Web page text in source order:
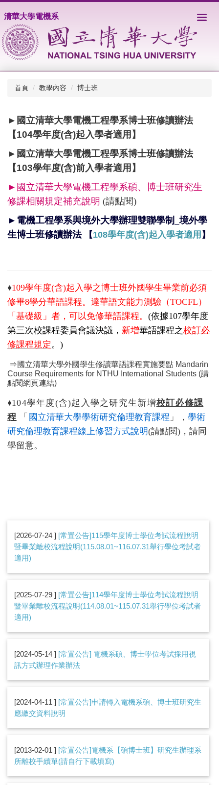
到
主
要
內
容
清華大學電機系
首頁 教學內容 博士班
► 國立清華大學電機工程學系博士班修讀辦法
【104學年度(含)起入學者適用 】
► 國立清華大學電機工程學系博士班修讀辦法
【103學年度(含)前入學者適用 】
► 國立清華大學電機工程學系碩、 博士班研究生
修課相關規定補充說明 (請點閱)
► 電機工程學系與境外大學辦理雙聯學制_境外學
生博士班修讀辦法
【108學年度(含)起入學者適用 】
♦109學年度(含)起入學之博士班外國學生畢業前必須
修畢8學分華語課程。達華語文能力測驗（TOCFL ）
「基礎級」者，可以免修華語課程。 (依據107學年度
第三次校課程委員會議決議， 新增華語課程之校訂必
修課程規定。 )
⇒國立清華大學外國學生修讀華語課程實施要點 Mandarin
Course Requirements for NTHU International Students (請
點閱網頁連結)
♦104學年度(含)起入學之研究生新增校訂必修課
程
「 國立清華大學學術研究倫理教育課程 」 ， 學術
研究倫理教育課程線上修習方式說明(請點閱) ， 請同
學留意。
2026-07-24
[常置公告]115學年度博士學位考試流程說明
暨畢業離校流程說明(115.08.01~116.07.31舉行學位考試者
適用)
2025-07-29
[常置公告]114學年度博士學位考試流程說明
暨畢業離校流程說明(114.08.01~115.07.31舉行學位考試者
適用)
2024-05-14
[常置公告] 電機系碩、博士學位考試採用視
訊方式辦理作業辦法
2024-04-11
[常置公告]申請轉入電機系碩、博士班研究生
應繳交資料說明
2013-02-01
[常置公告]電機系【碩博士班】研究生辦理系
所離校手續單(請自行下載填寫)